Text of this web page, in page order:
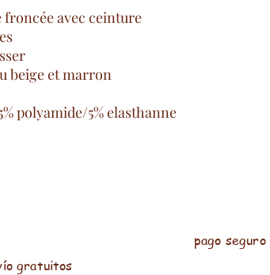
avec ceinture
beige et marron
polyamide/5% elasthanne
pago seguro
gratuitos